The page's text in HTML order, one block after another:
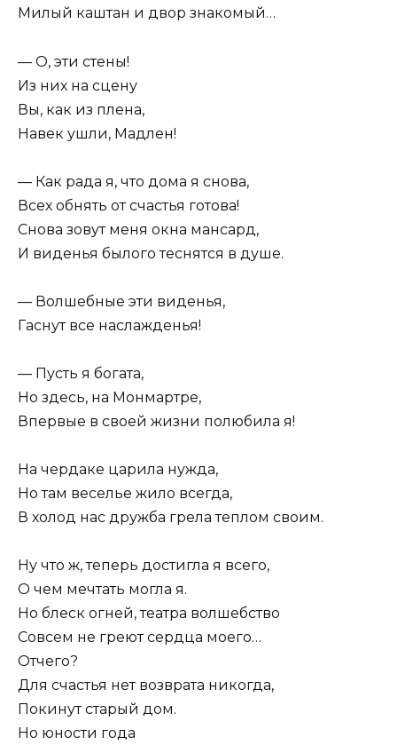
Милый каштан и двор знакомый…
— О, эти стены!
Из них на сцену
Вы, как из плена,
Навек ушли, Мадлен!
— Как рада я, что дома я снова,
Всех обнять от счастья готова!
Снова зовут меня окна мансард,
И виденья былого теснятся в душе.
— Волшебные эти виденья,
Гаснут все наслажденья!
— Пусть я богата,
Но здесь, на Монмартре,
Впервые в своей жизни полюбила я!
На чердаке царила нужда,
Но там веселье жило всегда,
В холод нас дружба грела теплом своим.
Ну что ж, теперь достигла я всего,
О чем мечтать могла я.
Но блеск огней, театра волшебство
Совсем не греют сердца моего…
Отчего?
Для счастья нет возврата никогда,
Покинут старый дом.
Но юности года